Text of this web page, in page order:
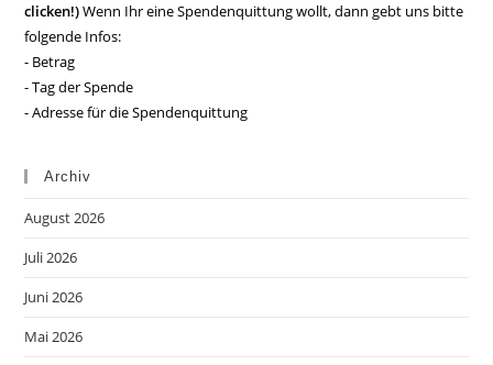
clicken!)Wenn Ihr eine Spendenquittung wollt, dann gebt uns bitte
folgende Infos:
- Betrag
- Tag der Spende
- Adresse für die Spendenquittung
Archiv
August 2026
Juli 2026
Juni 2026
Mai 2026